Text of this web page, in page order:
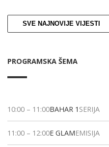
SVE NAJNOVIJE VIJESTI
PROGRAMSKA ŠEMA
10:00 – 11:00BAHAR 1 SERIJA
11:00 – 12:00E GLAMEMISIJA